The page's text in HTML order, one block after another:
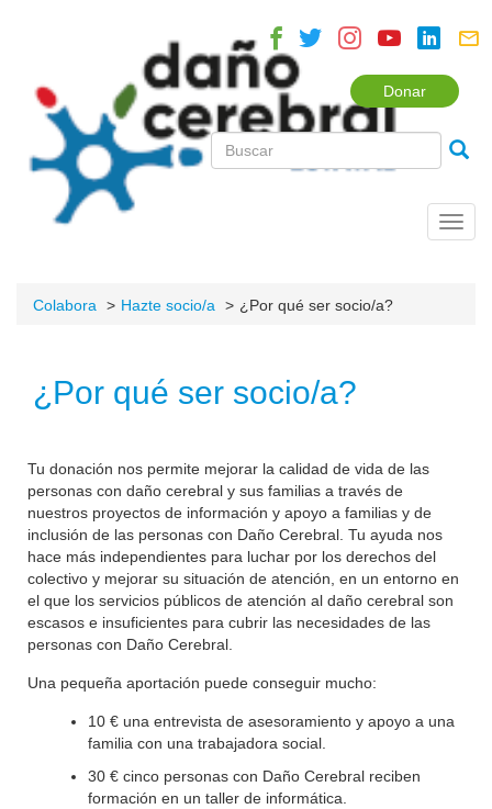
Donar
Colabora Hazte socio/a ¿Por qué ser socio/a?
¿Por qué ser socio/a?
Tu donación nos permite mejorar la calidad de vida de las
personas con daño cerebral y sus familias a través de
nuestros proyectos de información y apoyo a familias y de
inclusión de las personas con Daño Cerebral. Tu ayuda nos
hace más independientes para luchar por los derechos del
colectivo y mejorar su situación de atención, en un entorno en
el que los servicios públicos de atención al daño cerebral son
escasos e insuficientes para cubrir las necesidades de las
personas con Daño Cerebral.
Una pequeña aportación puede conseguir mucho:
10 € una entrevista de asesoramiento y apoyo a una
familia con una trabajadora social.
30 € cinco personas con Daño Cerebral reciben
formación en un taller de informática.